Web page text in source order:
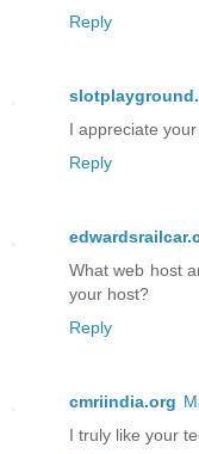
Reply
I appreciate
Reply
What web host
your host?
Reply
cmriindia.org
I truly like your